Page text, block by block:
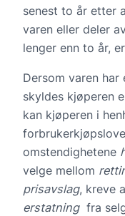
senest to år etter
varen eller deler
lenger enn to år,
Dersom varen
skyldes kjøperen
kan kjøperen i
omstendighetene
velge mellom
prisavslag, kreve
erstatning fra